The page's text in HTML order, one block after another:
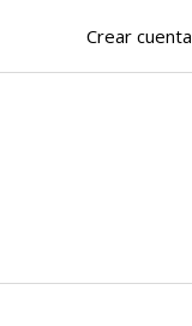
Crear cuenta